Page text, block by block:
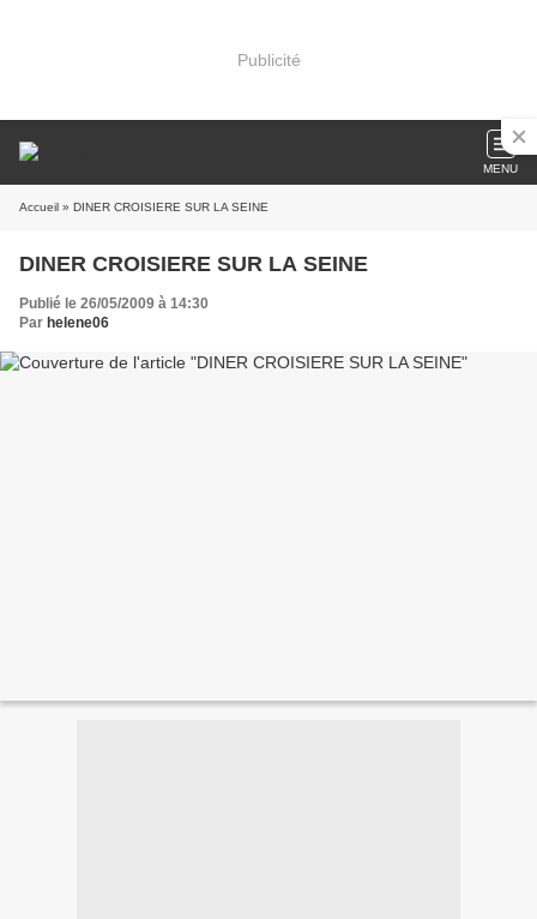
Publicité
MENU
Accueil » DINER CROISIERE SUR LA SEINE
DINER CROISIERE SUR LA SEINE
Publié le 26/05/2009 à 14:30
Par helene06